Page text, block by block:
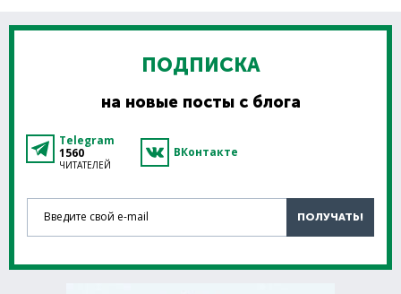
ПОДПИСКА
на новые посты с блога
Telegram
1560
ЧИТАТЕЛЕЙ
ВКонтакте
Введите свой e-mail
ПОЛУЧАТЬ!